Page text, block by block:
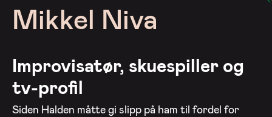
Mikkel Niva
Improvisatør, skuespiller og
tv-profil
Siden Halden måtte gi slipp på ham til fordel for